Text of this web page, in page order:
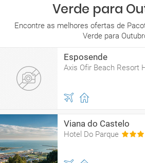
Verde para
Encontre as melhores ofertas de
Verde para
Esposende
Axis Ofir Beach Resort
Viana do Castelo
Hotel Do Parque